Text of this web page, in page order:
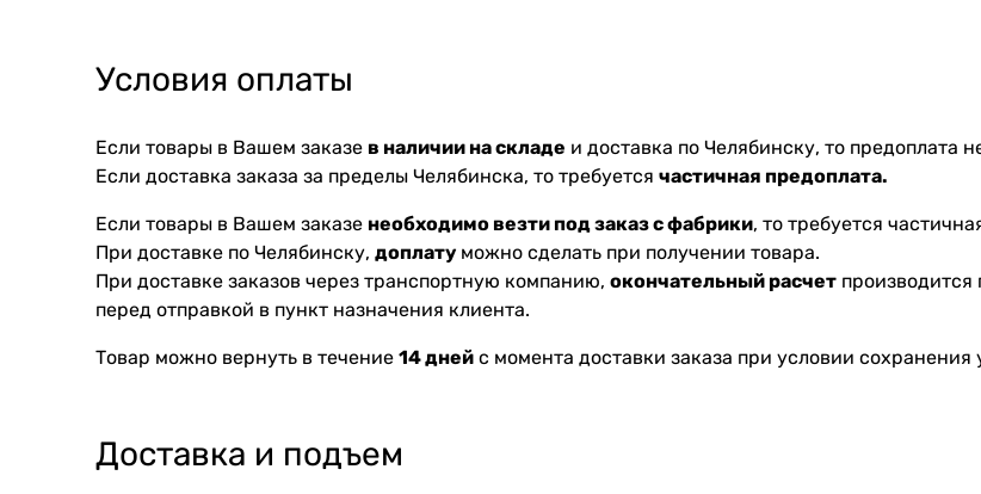
Условия оплаты
Если товары в Вашем заказе в наличии на складе и доставка по Челябинску, то предоплата
Если доставка заказа за пределы Челябинска, то требуется частичная предоплата.
Если товары в Вашем заказе необходимо везти под заказ с фабрики, то требуется
При доставке по Челябинску, доплату можно сделать при получении товара.
При доставке заказов через транспортную компанию, окончательный расчет производится
перед отправкой в пункт назначения клиента.
Товар можно вернуть в течение 14 дней с момента доставки заказа при условии сохранения
Доставка и подъем